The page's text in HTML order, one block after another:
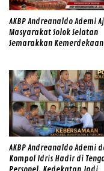
AKBP Andreanaldo Ademi
Masyarakat Solok Selatan
Semarakkan Kemerdekaan
AKBP Andreanaldo Ademi
Kompol Idris Hadir di